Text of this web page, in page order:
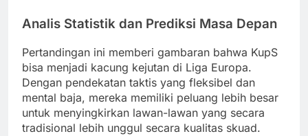
Analis Statistik dan Prediksi Masa Depan
Pertandingan ini memberi gambaran bahwa KupS
bisa menjadi kacung kejutan di Liga Europa.
Dengan pendekatan taktis yang fleksibel dan
mental baja, mereka memiliki peluang lebih besar
untuk menyingkirkan lawan-lawan yang secara
tradisional lebih unggul secara kualitas skuad.